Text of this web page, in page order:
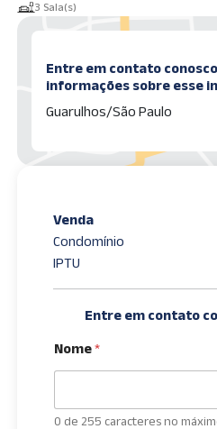
3 Sala(s)
Entre em contato
informações sobre esse
Guarulhos/São Paulo
Venda
Condomínio
IPTU
Entre em contato
Nome*
0 de 255 caracteres no